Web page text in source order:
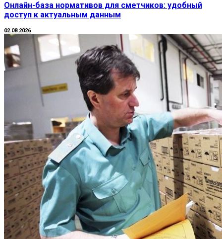
Онлайн-база нормативов для сметчиков: удобный
доступ к актуальным данным
02.08.2026